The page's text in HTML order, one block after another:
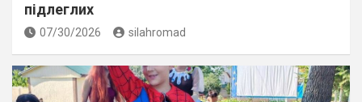
підлеглих
07/30/2026 silahromad